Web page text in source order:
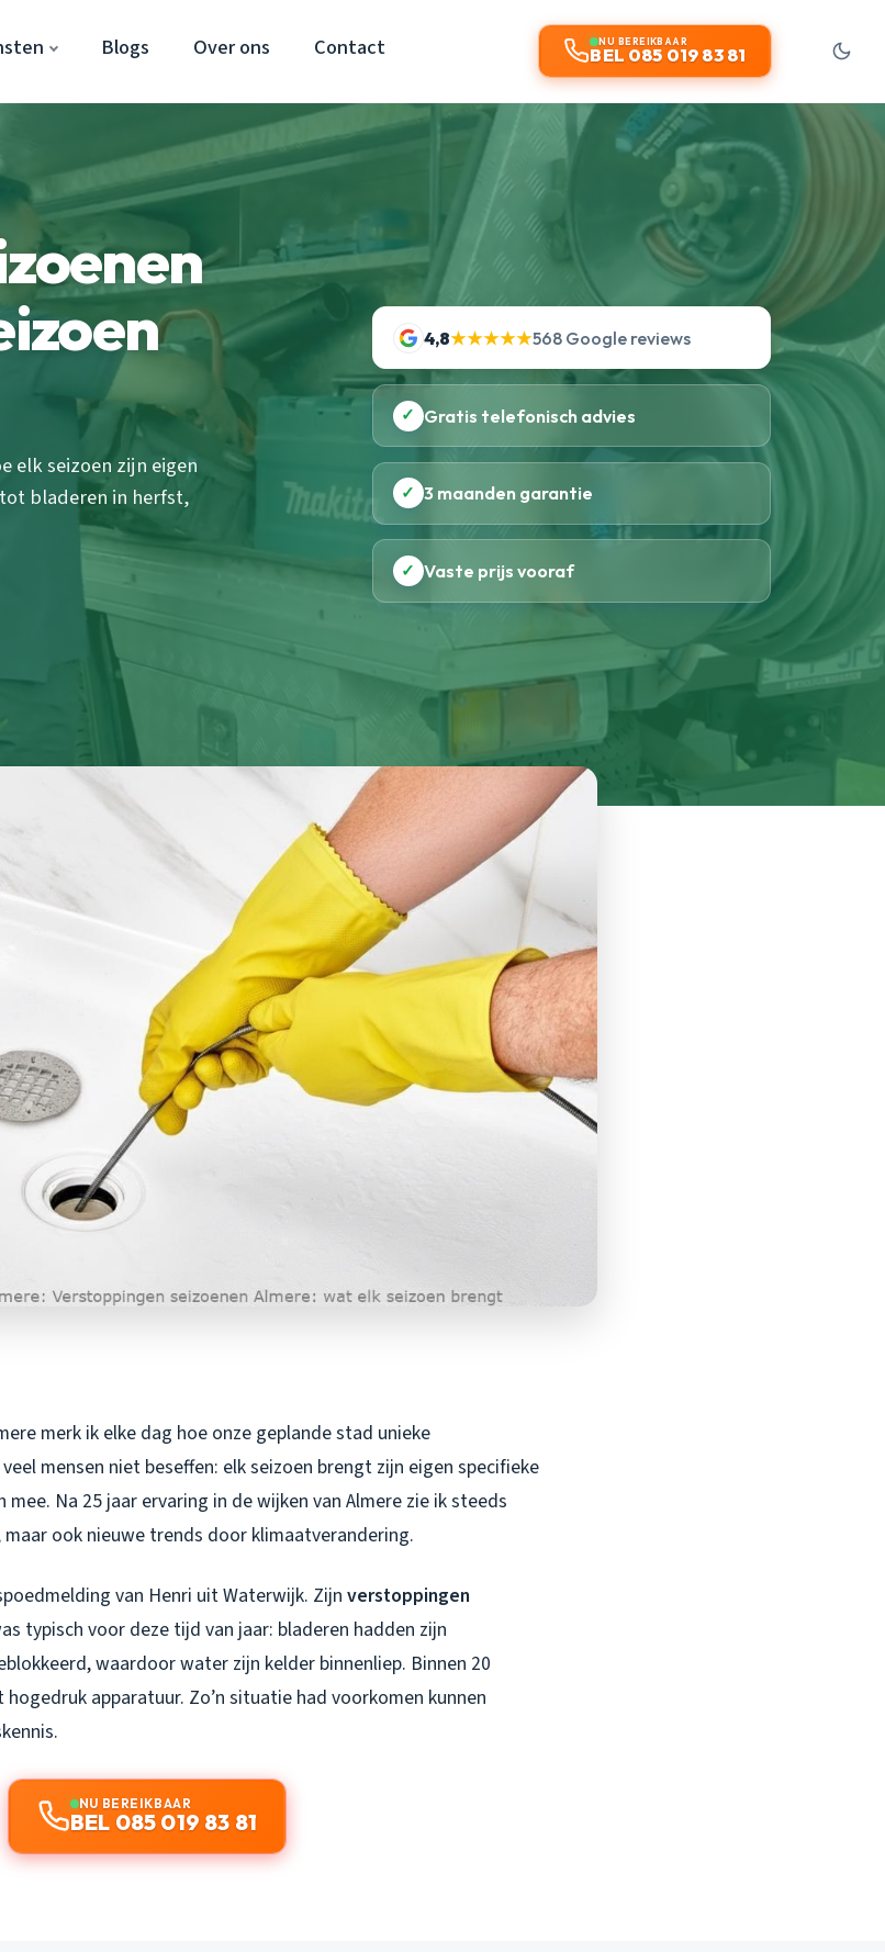
Blogs Over ons Contact NU BEREIKBAAR
BEL 085 019 83 81
elk seizoen zijn eigen
bladeren in herfst,
4,8★★★★★568 Google reviews
✓ Gratis telefonisch advies
✓ 3 maanden garantie
✓ Vaste prijs vooraf
merk ik elke dag hoe onze geplande stad unieke
mensen niet beseffen: elk seizoen brengt zijn eigen specifieke
Na 25 jaar ervaring in de wijken van Almere zie ik steeds
ook nieuwe trends door klimaatverandering.
van Henri uit Waterwijk. Zijnverstoppingen
typisch voor deze tijd van jaar: bladeren hadden zijn
waardoor water zijn kelder binnenliep. Binnen 20
apparatuur. Zo’n situatie had voorkomen kunnen
NU BEREIKBAAR
BEL 085 019 83 81